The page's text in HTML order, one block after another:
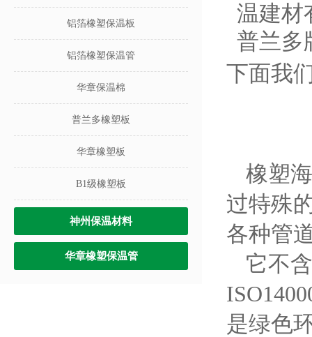
铝箔橡塑保温板
铝箔橡塑保温管
华章保温棉
普兰多橡塑板
华章橡塑板
B1级橡塑板
神州保温材料
华章橡塑保温管
温建材
普兰多
下面我
橡塑
过特殊
各种管
它不
是绿色